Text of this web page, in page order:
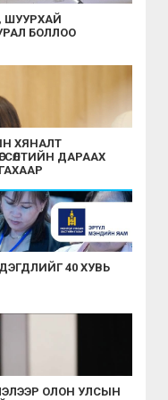
ШУУРХАЙ
БОЛЛОО
ХЯНАЛТ
ДАРААХ
40 ХУВЬ
ОЛОН УЛСЫН